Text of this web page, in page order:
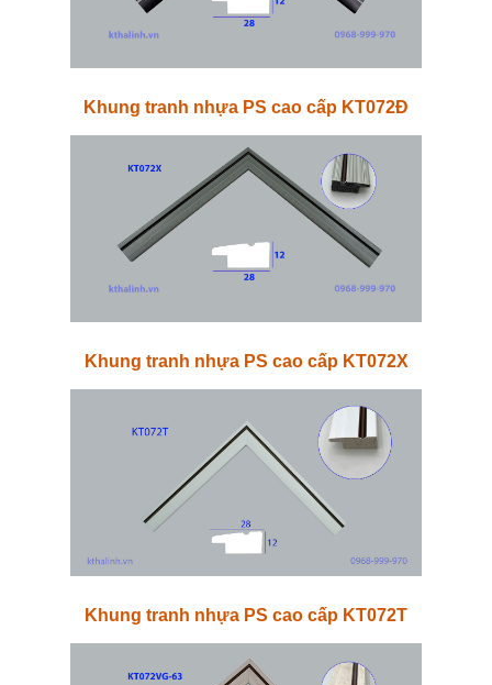
Khung tranh nhựa PS cao cấp KT072Đ
Khung tranh nhựa PS cao cấp KT072X
Khung tranh nhựa PS cao cấp KT072T